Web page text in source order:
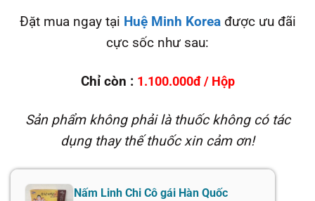
Đặt mua ngay tại Huệ Minh Koreađược ưu đãi
cực sốc như sau:
Chỉ còn : 1.100.000đ / Hộp
Sản phẩm không phải là thuốc không có tác
dụng thay thế thuốc xin cảm ơn!
Nấm Linh Chi Cô gái Hàn Quốc